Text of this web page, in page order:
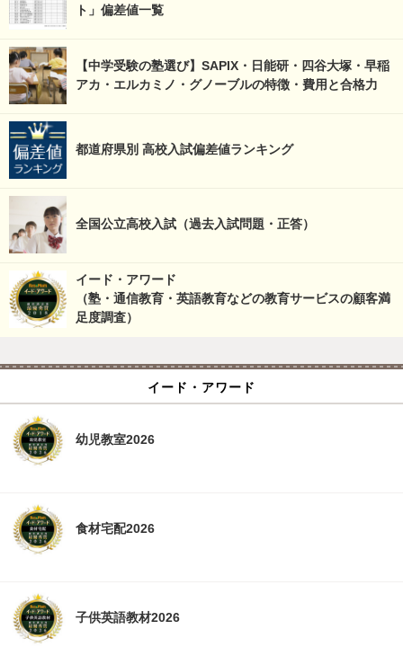
ト」偏差値一覧
【中学受験の塾選び】SAPIX・日能研・四谷大塚・早稲
アカ・エルカミノ・グノーブルの特徴・費用と合格力
都道府県別 高校入試偏差値ランキング
全国公立高校入試（過去入試問題・正答）
イード・アワード
（塾・通信教育・英語教育などの教育サービスの顧客満
足度調査）
イード・アワード
幼児教室2026
食材宅配2026
子供英語教材2026